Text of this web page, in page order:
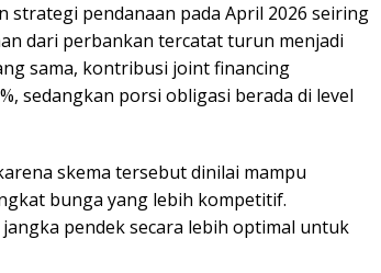
strategi pendanaan pada April 2026 seiring
dari perbankan tercatat turun menjadi
sama, kontribusi joint financing
sedangkan porsi obligasi berada di level
skema tersebut dinilai mampu
bunga yang lebih kompetitif.
pendek secara lebih optimal untuk